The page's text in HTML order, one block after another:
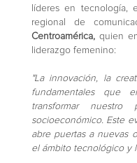
líderes en tecnología,
regional de
Centroamérica, quien
liderazgo femenino:
"La innovación, la
fundamentales que
transformar
socioeconómico. Este
abre puertas a nuevas
el ámbito tecnológico y